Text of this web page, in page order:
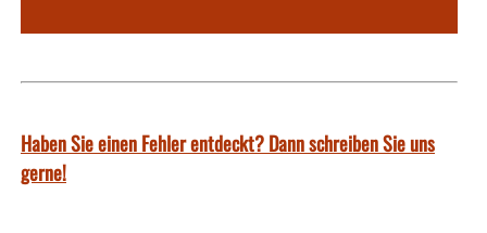
Haben Sie einen Fehler entdeckt? Dann schreiben Sie uns
gerne!